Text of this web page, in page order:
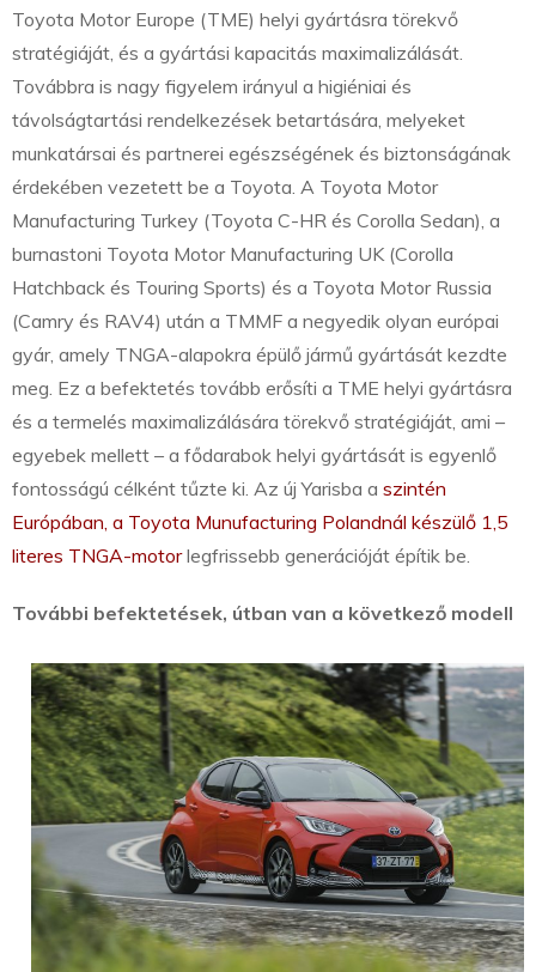
Toyota Motor Europe (TME) helyi gyártásra törekvő
stratégiáját, és a gyártási kapacitás maximalizálását.
Továbbra is nagy figyelem irányul a higiéniai és
távolságtartási rendelkezések betartására, melyeket
munkatársai és partnerei egészségének és biztonságának
érdekében vezetett be a Toyota. A Toyota Motor
Manufacturing Turkey (Toyota C-HR és Corolla Sedan), a
burnastoni Toyota Motor Manufacturing UK (Corolla
Hatchback és Touring Sports) és a Toyota Motor Russia
(Camry és RAV4) után a TMMF a negyedik olyan európai
gyár, amely TNGA-alapokra épülő jármű gyártását kezdte
meg. Ez a befektetés tovább erősíti a TME helyi gyártásra
és a termelés maximalizálására törekvő stratégiáját, ami –
egyebek mellett – a fődarabok helyi gyártását is egyenlő
fontosságú célként tűzte ki. Az új Yarisba a szintén
Európában, a Toyota Munufacturing Polandnál készülő 1,5
literes TNGA-motorlegfrissebb generációját építik be.
További befektetések, útban van a következő modell